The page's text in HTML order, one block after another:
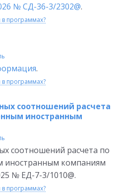
№ СД-36-3/2302@.
в программах?
.
в программах?
соотношений расчета
иностранным
соотношений расчета по
иностранным компаниям
№ ЕД-7-3/1010@.
в программах?